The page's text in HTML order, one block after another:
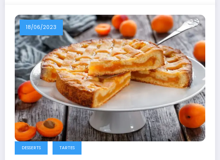
18/06/2023
DESSERTS TARTES